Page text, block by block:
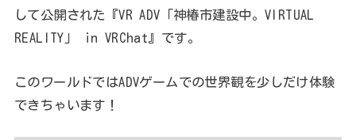
して公開された『VR ADV「神椿市建設中。VIRTUAL
REALITY」 in VRChat』です。
このワールドではADVゲームでの世界観を少しだけ体験
できちゃいます！